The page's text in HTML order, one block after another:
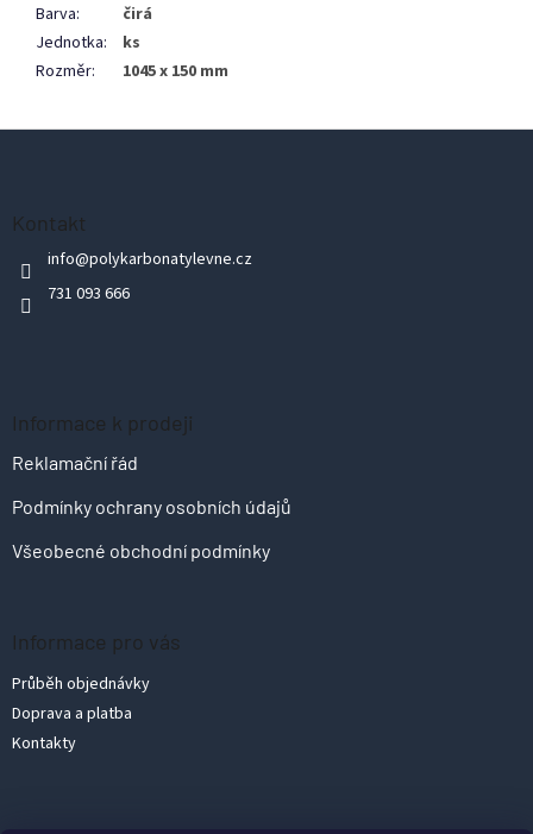
Barva:
čirá
Jednotka:
ks
Rozměr: 1045 x 150 mm
Kontakt
info@polykarbonatylevne.cz
731 093 666
Informace k prodeji
Reklamační řád
Podmínky ochrany osobních údajů
Všeobecné obchodní podmínky
Informace pro vás
Průběh objednávky
Doprava a platba
Kontakty